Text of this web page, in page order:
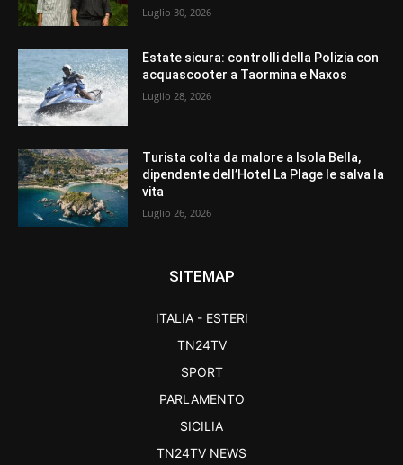
Luglio 30, 2026
Estate sicura: controlli della Polizia con
acquascooter a Taormina e Naxos
Luglio 28, 2026
Turista colta da malore a Isola Bella,
dipendente dell’Hotel La Plage le salva la
vita
Luglio 26, 2026
SITEMAP
ITALIA - ESTERI
TN24TV
SPORT
PARLAMENTO
SICILIA
TN24TV NEWS